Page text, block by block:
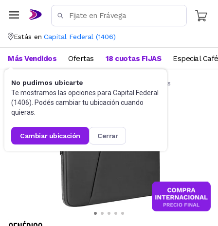
Estás en Capital Federal (1406)
No pudimos ubicarte
Te mostramos las opciones para Capital Federal
(1406). Podés cambiar tu ubicación cuando
quieras.
cambiar ubicación cerrar
Más Vendidos Ofertas 18 cuotas FIJAS Especial Café
Accesorios de Informática Funda Notebooks